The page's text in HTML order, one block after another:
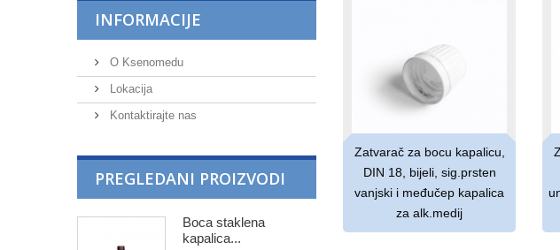
INFORMACIJE
O Ksenomedu
Lokacija
Kontaktirajte nas
PREGLEDANI PROIZVODI
Boca staklena
kapalica...
Zatvarač za bocu kapalicu,
DIN 18, bijeli, sig.prsten
vanjski i međučep kapalica
za alk.medij